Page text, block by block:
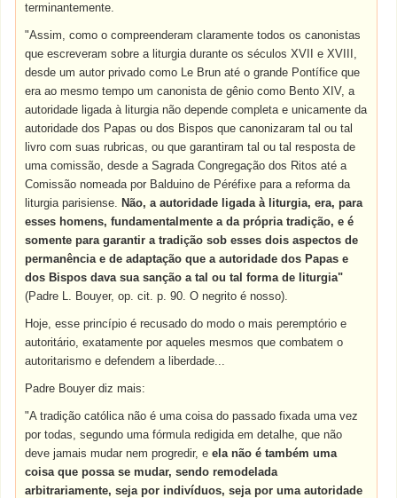
terminantemente.
"Assim, como o compreenderam claramente todos os canonistas
que escreveram sobre a liturgia durante os séculos XVII e XVIII,
desde um autor privado como Le Brun até o grande Pontífice que
era ao mesmo tempo um canonista de gênio como Bento XIV, a
autoridade ligada à liturgia não depende completa e unicamente da
autoridade dos Papas ou dos Bispos que canonizaram tal ou tal
livro com suas rubricas, ou que garantiram tal ou tal resposta de
uma comissão, desde a Sagrada Congregação dos Ritos até a
Comissão nomeada por Balduino de Péréfixe para a reforma da
liturgia parisiense. Não, a autoridade ligada à liturgia, era, para
esses homens, fundamentalmente a da própria tradição, e é
somente para garantir a tradição sob esses dois aspectos de
permanência e de adaptação que a autoridade dos Papas e
dos Bispos dava sua sanção a tal ou tal forma de liturgia"
(Padre L. Bouyer, op. cit. p. 90. O negrito é nosso).
Hoje, esse princípio é recusado do modo o mais peremptório e
autoritário, exatamente por aqueles mesmos que combatem o
autoritarismo e defendem a liberdade...
Padre Bouyer diz mais:
"A tradição católica não é uma coisa do passado fixada uma vez
por todas, segundo uma fórmula redigida em detalhe, que não
deve jamais mudar nem progredir, eela não é também uma
coisa que possa se mudar, sendo remodelada
arbitrariamente, seja por indivíduos, seja por uma autoridade